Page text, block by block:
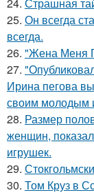
24. Страшная
25. Он всегда
всегда.
26. "Жена Меня
27.
Ирина пегова
своим молодым
28. Размер
женщин,
игрушек.
29.
30. Том Круз в